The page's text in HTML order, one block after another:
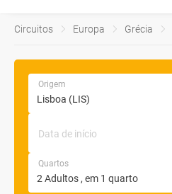
Circuitos Europa Grécia
Origem
Data de início
Quartos